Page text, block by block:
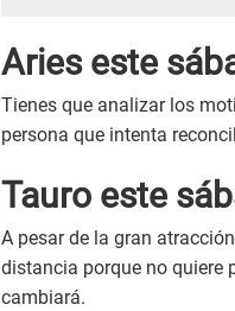
Aries este
Tienes que analizar los
persona que intenta
Tauro este
A pesar de la gran
distancia porque no quiere
cambiará.